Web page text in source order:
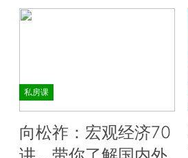
私房课
向松祚：宏观经济70